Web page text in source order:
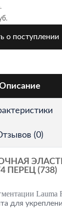
о поступлении
(0)
ПЕРЕЦ (738)
Lauma
для